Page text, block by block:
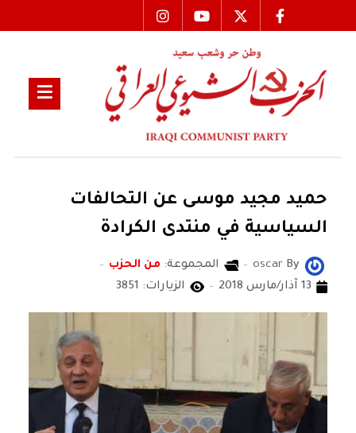
حميد مجيد موسى عن التحالفات
السياسية في منتدى الكرادة
By
oscar المجموعة: من الحزب
13 آذار/مارس 2018
الزيارات: 3851